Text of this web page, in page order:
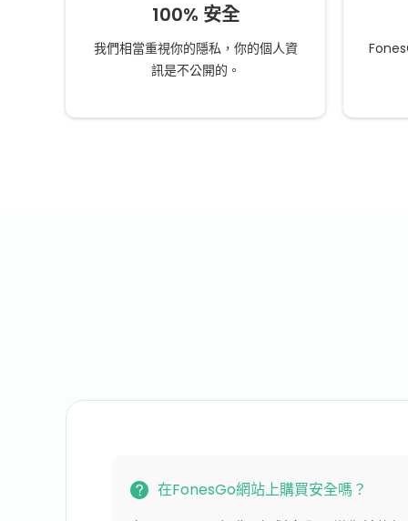
100% 安全
我們相當重視你的隱私，你的個人資
訊是不公開的。
在FonesGo網站上購買安全嗎？